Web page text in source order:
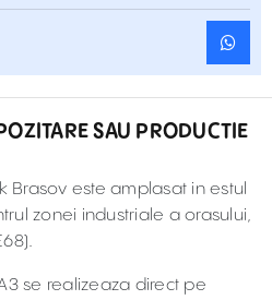
SAU PRODUCTIE
Brasov este amplasat in estul
zonei industriale a orasului,
se realizeaza direct pe